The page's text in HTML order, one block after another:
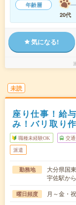
年齢層
20代
気になる!
未読
座り仕事！給
み！バリ取り
職種未経験OK 交
派遣
勤務地
大分県国
宇佐駅か
曜日頻度 月～金・祝